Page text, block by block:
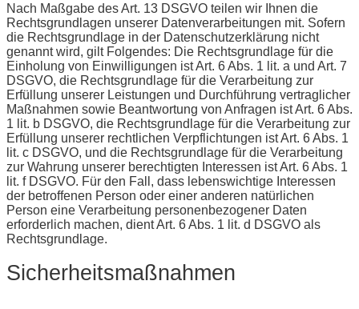
Nach Maßgabe des Art. 13 DSGVO teilen wir Ihnen die
Rechtsgrundlagen unserer Datenverarbeitungen mit. Sofern
die Rechtsgrundlage in der Datenschutzerklärung nicht
genannt wird, gilt Folgendes: Die Rechtsgrundlage für die
Einholung von Einwilligungen ist Art. 6 Abs. 1 lit. a und Art. 7
DSGVO, die Rechtsgrundlage für die Verarbeitung zur
Erfüllung unserer Leistungen und Durchführung vertraglicher
Maßnahmen sowie Beantwortung von Anfragen ist Art. 6 Abs.
1 lit. b DSGVO, die Rechtsgrundlage für die Verarbeitung zur
Erfüllung unserer rechtlichen Verpflichtungen ist Art. 6 Abs. 1
lit. c DSGVO, und die Rechtsgrundlage für die Verarbeitung
zur Wahrung unserer berechtigten Interessen ist Art. 6 Abs. 1
lit. f DSGVO. Für den Fall, dass lebenswichtige Interessen
der betroffenen Person oder einer anderen natürlichen
Person eine Verarbeitung personenbezogener Daten
erforderlich machen, dient Art. 6 Abs. 1 lit. d DSGVO als
Rechtsgrundlage.
Sicherheitsmaßnahmen